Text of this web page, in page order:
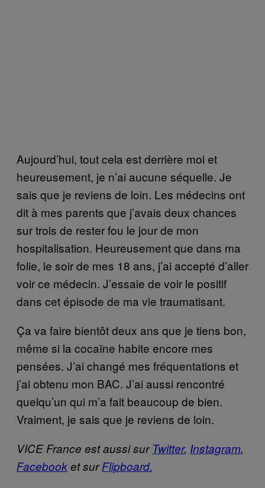
Aujourd’hui, tout cela est derrière moi et
heureusement, je n’ai aucune séquelle. Je
sais que je reviens de loin. Les médecins ont
dit à mes parents que j’avais deux chances
sur trois de rester fou le jour de mon
hospitalisation. Heureusement que dans ma
folie, le soir de mes 18 ans, j’ai accepté d’aller
voir ce médecin. J’essaie de voir le positif
dans cet épisode de ma vie traumatisant.
Ça va faire bientôt deux ans que je tiens bon,
même si la cocaïne habite encore mes
pensées. J’ai changé mes fréquentations et
j’ai obtenu mon BAC. J’ai aussi rencontré
quelqu’un qui m’a fait beaucoup de bien.
Vraiment, je sais que je reviens de loin.
VICE France est aussi surTwitter, Instagram,
Facebooket surFlipboard.